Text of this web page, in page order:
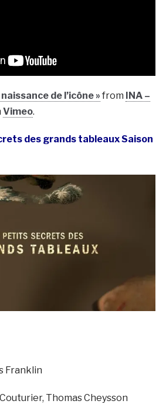
de l’icône » from
INA –
Vimeo.
des grands tableaux Saison
Franklin
Thomas Cheysson